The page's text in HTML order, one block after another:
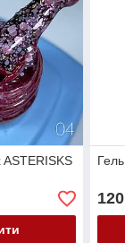
ASTERISKS
120